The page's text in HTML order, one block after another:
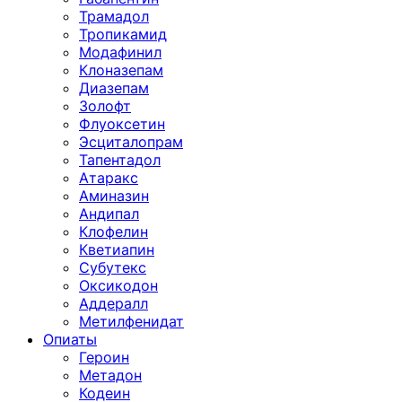
Трамадол
Тропикамид
Модафинил
Клоназепам
Диазепам
Золофт
Флуоксетин
Эсциталопрам
Тапентадол
Атаракс
Аминазин
Андипал
Клофелин
Кветиапин
Субутекс
Оксикодон
Аддералл
Метилфенидат
Опиаты
Героин
Метадон
Кодеин